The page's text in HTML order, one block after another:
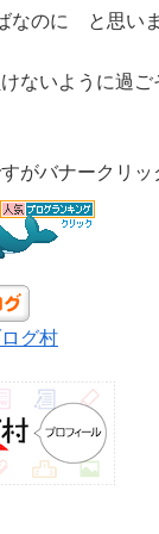
なのに と思い
ないように過
がバナークリ
グ村